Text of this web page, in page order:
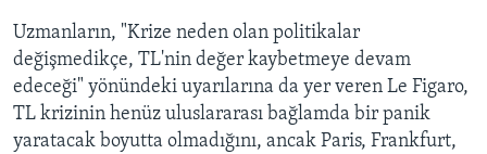
Uzmanların, "Krize neden olan politikalar
değişmedikçe, TL'nin değer kaybetmeye devam
edeceği" yönündeki uyarılarına da yer veren Le Figaro,
TL krizinin henüz uluslararası bağlamda bir panik
yaratacak boyutta olmadığını, ancak Paris, Frankfurt,